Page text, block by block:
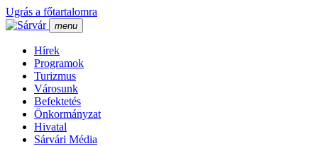
Ugrás a főtartalomra
menu
Hí­rek
Programok
Turizmus
Városunk
Befektetés
Önkormányzat
Hivatal
Sárvári Média